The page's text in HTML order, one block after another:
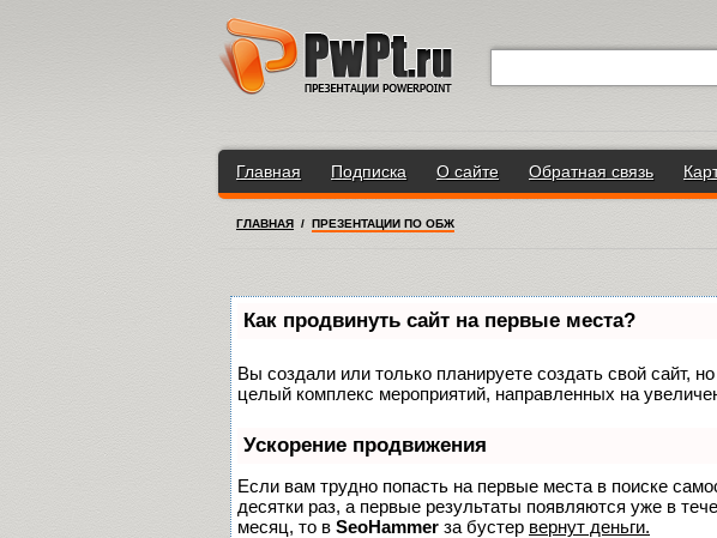
Главная Подписка О сайте Обратная связь
ГЛАВНАЯ / ПРЕЗЕНТАЦИИ ПО ОБЖ
Как продвинуть сайт на первые места?
Вы создали или только планируете создать свой сайт,
целый комплекс мероприятий, направленных на
Ускорение продвижения
Если вам трудно попасть на первые места в поиске
десятки раз, а первые результаты появляются уже в
месяц, то в SeoHammer за бустер вернут деньги.